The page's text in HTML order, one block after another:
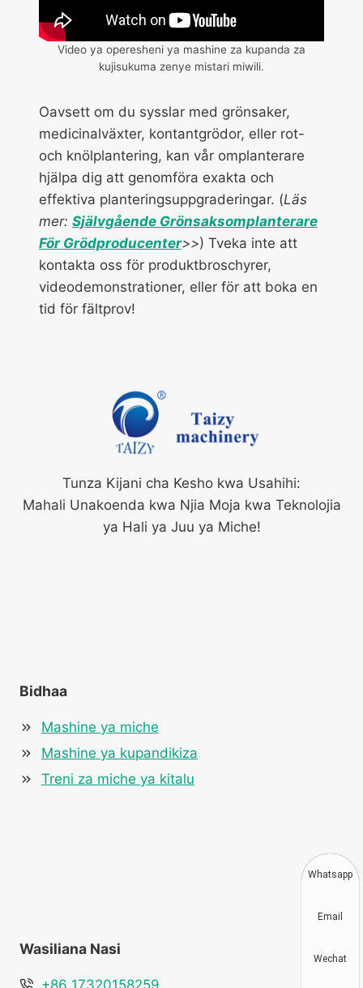
Video ya operesheni ya mashine za kupanda za
kujisukuma zenye mistari miwili.
Oavsett om du sysslar med grönsaker,
medicinalväxter, kontantgrödor, eller rot-
och knölplantering, kan vår omplanterare
hjälpa dig att genomföra exakta och
effektiva planteringsuppgraderingar. (Läs
mer: Självgående Grönsaksomplanterare
För Grödproducenter>>) Tveka inte att
kontakta oss för produktbroschyrer,
videodemonstrationer, eller för att boka en
tid för fältprov!
Tunza Kijani cha Kesho kwa Usahihi:
Mahali Unakoenda kwa Njia Moja kwa Teknolojia
ya Hali ya Juu ya Miche!
Bidhaa
Mashine ya miche
Mashine ya kupandikiza
Treni za miche ya kitalu
Wasiliana Nasi
+86 17320158259
Whatsapp
Email
Wechat